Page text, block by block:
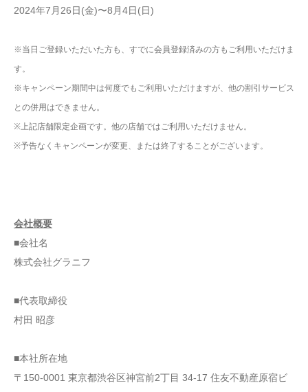
2024年7月26日(金)〜8月4日(日)
※当日ご登録いただいた方も、すでに会員登録済みの方もご利用いただけま
す。
※キャンペーン期間中は何度でもご利用いただけますが、他の割引サービス
との併用はできません。
※上記店舗限定企画です。他の店舗ではご利用いただけません。
※予告なくキャンペーンが変更、または終了することがございます。
会社概要
■会社名
株式会社グラニフ
■代表取締役
村田 昭彦
■本社所在地
〒150-0001 東京都渋谷区神宮前2丁目 34-17 住友不動産原宿ビ